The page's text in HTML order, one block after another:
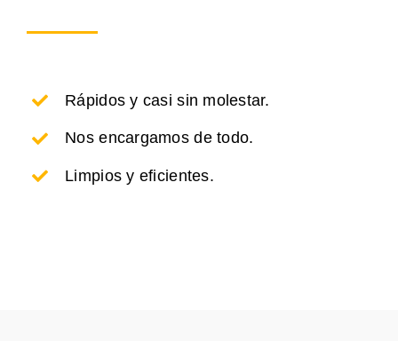
Rápidos y casi sin molestar.
Nos encargamos de todo.
Limpios y eficientes.